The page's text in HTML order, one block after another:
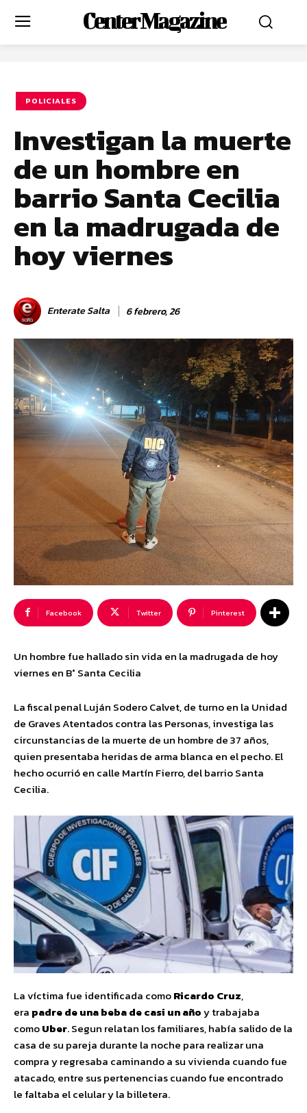
Center Magazine
POLICIALES
Investigan la muerte
de un hombre en
barrio Santa Cecilia
en la madrugada de
hoy viernes
Enterate Salta 6 febrero, 26
Facebook Twitter Pinterest
Un hombre fue hallado sin vida en la madrugada de hoy
viernes en B° Santa Cecilia
La fiscal penal Luján Sodero Calvet, de turno en la Unidad
de Graves Atentados contra las Personas, investiga las
circunstancias de la muerte de un hombre de 37 años,
quien presentaba heridas de arma blanca en el pecho. El
hecho ocurrió en calle Martín Fierro, del barrio Santa
Cecilia.
La víctima fue identificada comoRicardo Cruz,
era padre de una beba de casi un añoy trabajaba
comoUber. Segun relatan los familiares, había salido de la
casa de su pareja durante la noche para realizar una
compra y regresaba caminando a su vivienda cuando fue
atacado, entre sus pertenencias cuando fue encontrado
le faltaba el celular y la billetera.